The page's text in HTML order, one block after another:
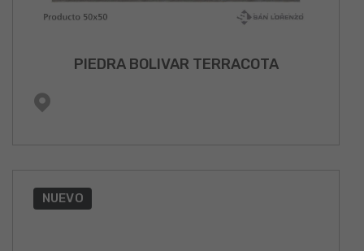
PIEDRA BOLIVAR TERRACOTA
NUEVO